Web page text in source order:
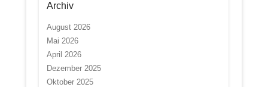
Archiv
August 2026
Mai 2026
April 2026
Dezember 2025
Oktober 2025